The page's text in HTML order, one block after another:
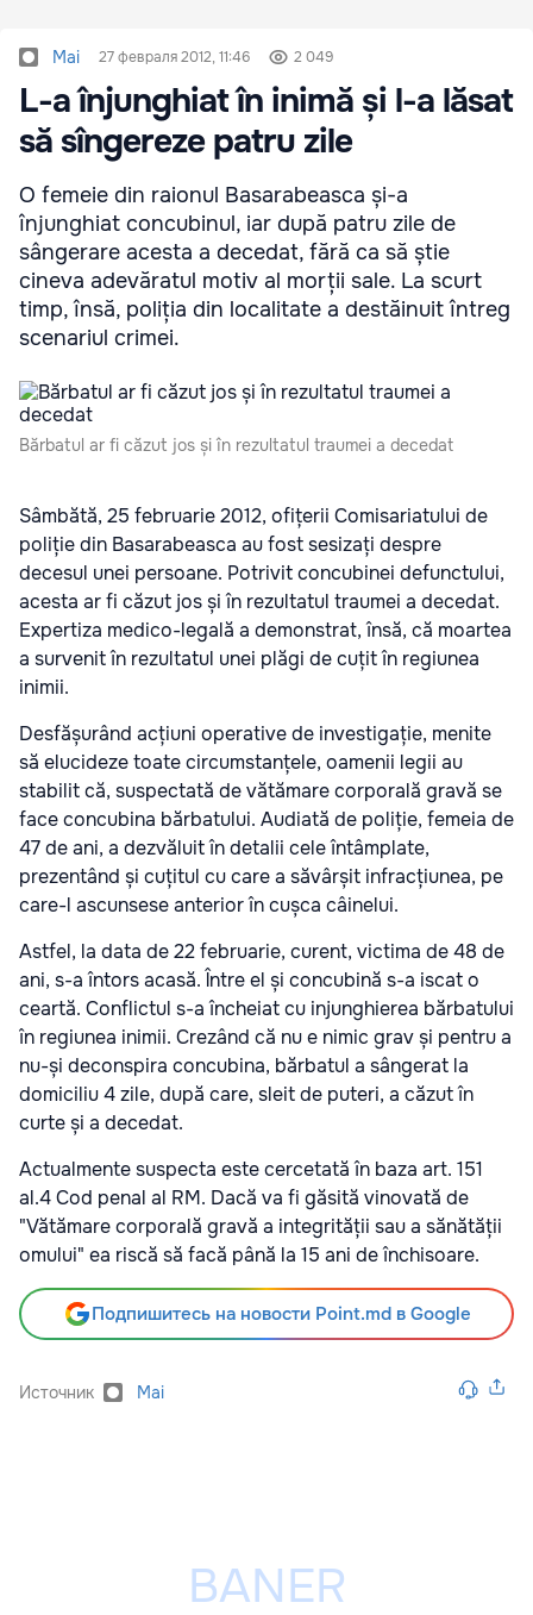
Mai 27 февраля 2012, 11:46 2 049
L-a înjunghiat în inimă și l-a lăsat
să sîngereze patru zile
O femeie din raionul Basarabeasca și-a
înjunghiat concubinul, iar după patru zile de
sângerare acesta a decedat, fără ca să știe
cineva adevăratul motiv al morții sale. La scurt
timp, însă, poliția din localitate a destăinuit întreg
scenariul crimei.
Bărbatul ar fi căzut jos și în rezultatul traumei a decedat
Sâmbătă, 25 februarie 2012, ofițerii Comisariatului de
poliție din Basarabeasca au fost sesizați despre
decesul unei persoane. Potrivit concubinei defunctului,
acesta ar fi căzut jos și în rezultatul traumei a decedat.
Expertiza medico-legală a demonstrat, însă, că moartea
a survenit în rezultatul unei plăgi de cuțit în regiunea
inimii.
Desfășurând acțiuni operative de investigație, menite
să elucideze toate circumstanțele, oamenii legii au
stabilit că, suspectată de vătămare corporală gravă se
face concubina bărbatului. Audiată de poliție, femeia de
47 de ani, a dezvăluit în detalii cele întâmplate,
prezentând și cuțitul cu care a săvârșit infracțiunea, pe
care-l ascunsese anterior în cușca câinelui.
Astfel, la data de 22 februarie, curent, victima de 48 de
ani, s-a întors acasă. Între el și concubină s-a iscat o
ceartă. Conflictul s-a încheiat cu injunghierea bărbatului
în regiunea inimii. Crezând că nu e nimic grav și pentru a
nu-și deconspira concubina, bărbatul a sângerat la
domiciliu 4 zile, după care, sleit de puteri, a căzut în
curte și a decedat.
Actualmente suspecta este cercetată în baza art. 151
al.4 Cod penal al RM. Dacă va fi găsită vinovată de
"Vătămare corporală gravă a integrității sau a sănătății
omului" ea riscă să facă până la 15 ani de închisoare.
Подпишитесь на новости Point.md в Google
Источник Mai